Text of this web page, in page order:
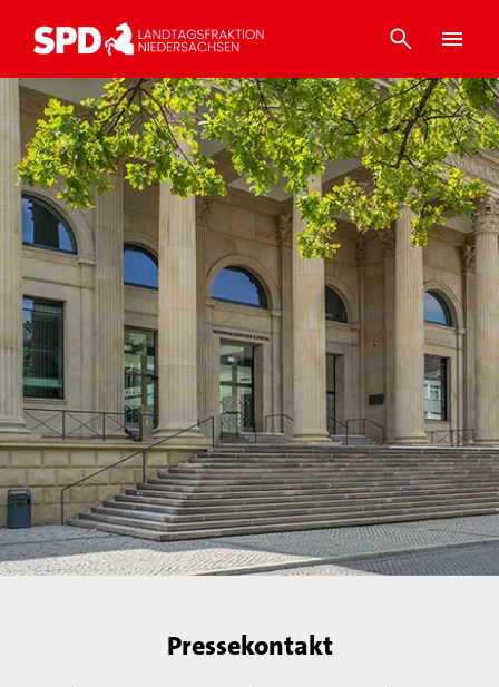
Pressekontakt